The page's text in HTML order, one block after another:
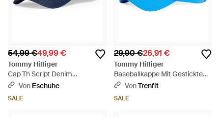
54,99 €49,99 €
Tommy Hilfiger
Cap Th Script Denim
Am0Am14551 - Blau
Von Eschuhe
SALE
29,90 €26,91 €
Tommy Hilfiger
Baseballkappe Mit Gesticktem
Logo - Blau
VonTrenfit
SALE